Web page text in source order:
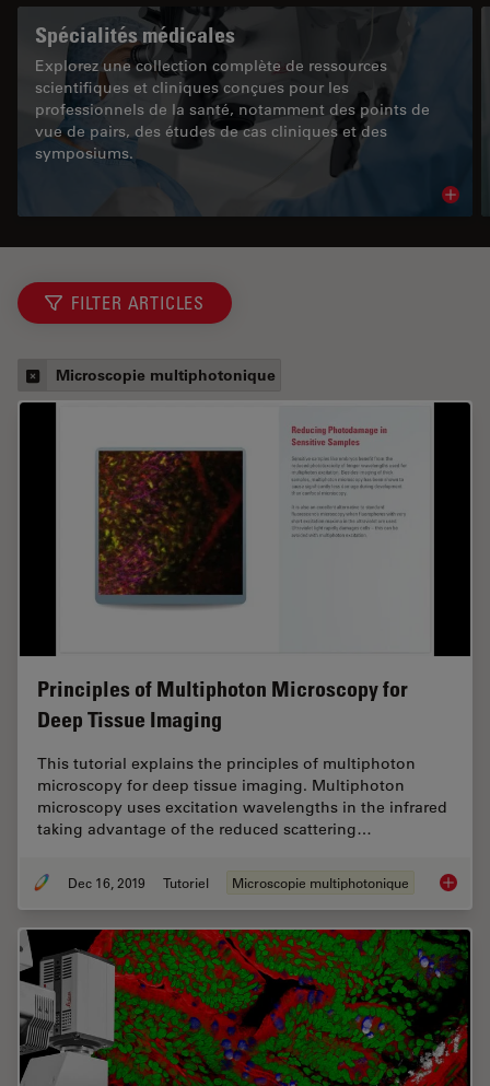
Spécialités médicales
Explorez une collection complète de ressources
scientifiques et cliniques conçues pour les
professionnels de la santé, notamment des points de
vue de pairs, des études de cas cliniques et des
symposiums.
FILTER ARTICLES
Microscopie multiphotonique
Principles of Multiphoton Microscopy for
Deep Tissue Imaging
This tutorial explains the principles of multiphoton
microscopy for deep tissue imaging. Multiphoton
microscopy uses excitation wavelengths in the infrared
taking advantage of the reduced scattering…
Dec 16, 2019 Tutoriel Microscopie multiphotonique